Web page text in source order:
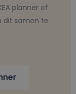
planner of
dit samen te